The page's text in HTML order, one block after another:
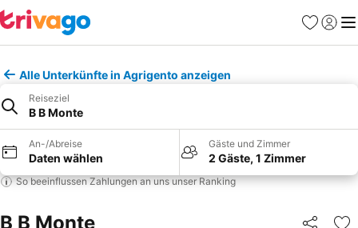
Favoriten
Alle Unterkünfte in Agrigento anzeigen
Reiseziel
B B Monte
An-/Abreise
Daten wählen
Gäste und Zimmer
2 Gäste, 1 Zimmer
So beeinflussen Zahlungen an uns unser Ranking
B B Monte